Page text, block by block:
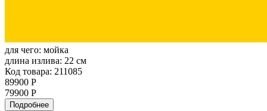
для чего: мойка
длина излива: 22 см
Код товара: 211085
89900 Р
79900 Р
Подробнее